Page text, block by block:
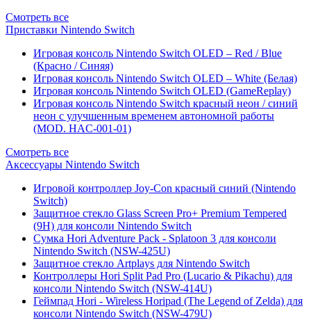
Смотреть все
Приставки Nintendo Switch
Игровая консоль Nintendo Switch OLED – Red / Blue
(Красно / Синяя)
Игровая консоль Nintendo Switch OLED – White (Белая)
Игровая консоль Nintendo Switch OLED (GameReplay)
Игровая консоль Nintendo Switch красный неон / синий
неон с улучшенным временем автономной работы
(MOD. HAC-001-01)
Смотреть все
Аксессуары Nintendo Switch
Игровой контроллер Joy-Con красный синий (Nintendo
Switch)
Защитное стекло Glass Screen Pro+ Premium Tempered
(9H) для консоли Nintendo Switch
Сумка Hori Adventure Pack - Splatoon 3 для консоли
Nintendo Switch (NSW-425U)
Защитное стекло Artplays для Nintendo Switch
Контроллеры Hori Split Pad Pro (Lucario & Pikachu) для
консоли Nintendo Switch (NSW-414U)
Геймпад Hori - Wireless Horipad (The Legend of Zelda) для
консоли Nintendo Switch (NSW-479U)